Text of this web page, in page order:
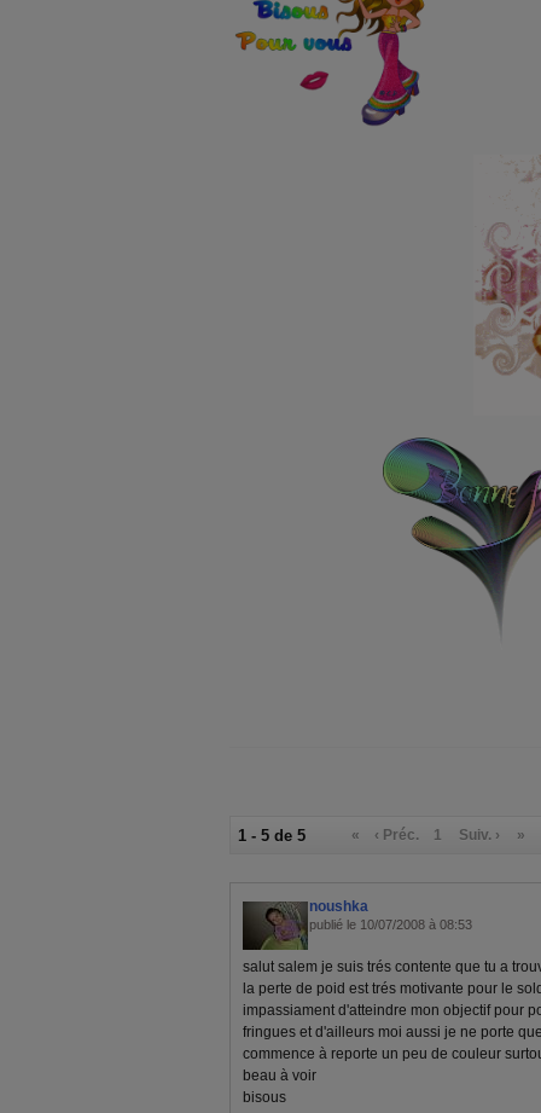
1 - 5 de 5 « ‹ Préc. 1 Suiv. › »
noushka
publié le 10/07/2008 à 08:53
salut salem je suis trés contente que tu a
la perte de poid est trés motivante pour le
impassiament d'atteindre mon objectif pour
fringues et d'ailleurs moi aussi je ne porte
commence à reporte un peu de couleur
beau à voir
bisous